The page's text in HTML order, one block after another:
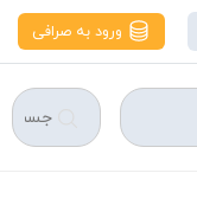
ورود به صرافی